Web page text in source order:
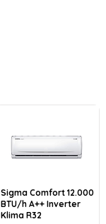
Sigma Comfort 12.000
BTU/h A++ Inverter
Klima R32